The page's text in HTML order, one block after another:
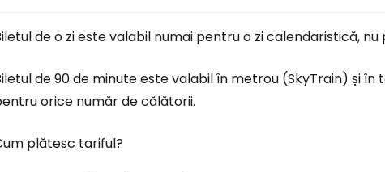
de o zi este valabil numai pentru o zi calendaristică,
de 90 de minute este valabil în metrou (SkyTrain) și
orice număr de călătorii.
plătesc tariful?